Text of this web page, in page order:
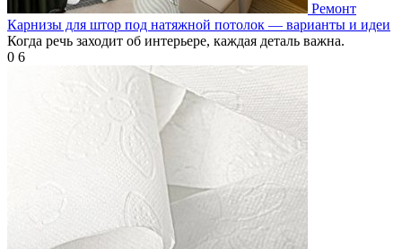
Ремонт
Карнизы для штор под натяжной потолок — варианты и идеи
Когда речь заходит об интерьере, каждая деталь важна.
0 6